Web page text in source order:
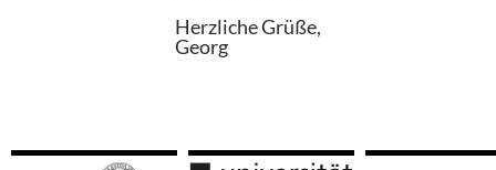
Herzliche Grüße,
Georg